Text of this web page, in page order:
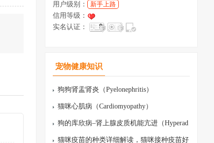
用户级别：
新手上路
信用等级：
实名认证：
宠物健康知识
狗狗肾盂肾炎（Pyelonephritis）
猫咪心肌病（Cardiomyopathy）
狗的库欣病–肾上腺皮质机能亢进（Hyperad
renocorticism）
猫咪疫苗的种类详细解读，猫咪接种疫苗好